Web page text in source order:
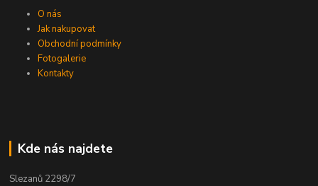
O nás
Jak nakupovat
Obchodní podmínky
Fotogalerie
Kontakty
Kde nás najdete
Slezanů 2298/7